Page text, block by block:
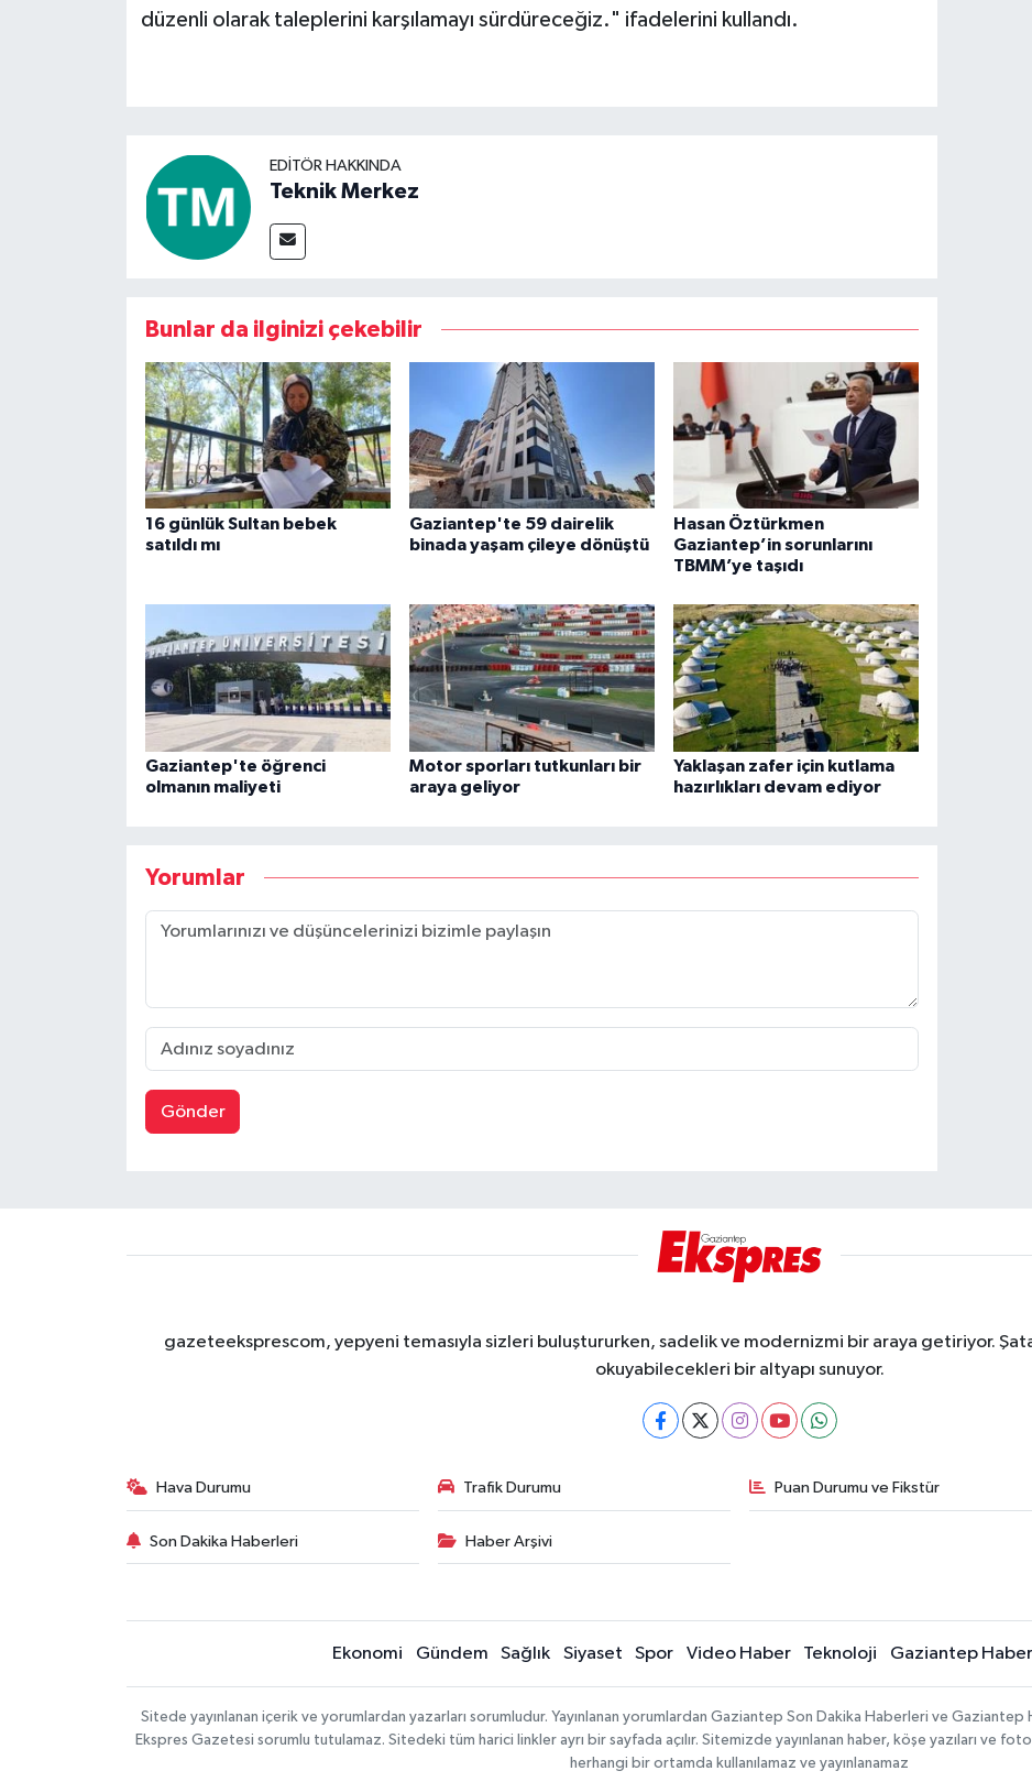
düzenli olarak taleplerini karşılamayı sürdüreceğiz." ifadelerini kullandı.
EDITÖR HAKKINDA
Teknik Merkez
Bunlar da ilginizi çekebilir
16 günlük Sultan bebek
satıldı mı
Gaziantep'te 59 dairelik
binada yaşam çileye dönüştü
Hasan Öztürkmen
Gaziantep’in sorunlarını
TBMM’ye taşıdı
Gaziantep'te öğrenci
olmanın maliyeti
Motor sporları tutkunları bir
araya geliyor
Yaklaşan zafer için kutlama
hazırlıkları devam ediyor
Yorumlar
Gönder
gazeteeksprescom, yepyeni temasıyla sizleri buluştururken, sadelik ve modernizmi bir araya getiriyor.
okuyabilecekleri bir altyapı sunuyor.
Hava Durumu Trafik Durumu Puan Durumu ve Fikstür
Son Dakika Haberleri Haber Arşivi
Ekonomi Gündem Sağlık Siyaset Spor Video Haber Teknoloji Gaziantep Haber
Sitede yayınlanan içerik ve yorumlardan yazarları sorumludur. Yayınlanan yorumlardan Gaziantep Son Dakika Haberleri ve
Ekspres Gazetesi sorumlu tutulamaz. Sitedeki tüm harici linkler ayrı bir sayfada açılır. Sitemizde yayınlanan haber, köşe yazıları ve
herhangi bir ortamda kullanılamaz ve yayınlanamaz